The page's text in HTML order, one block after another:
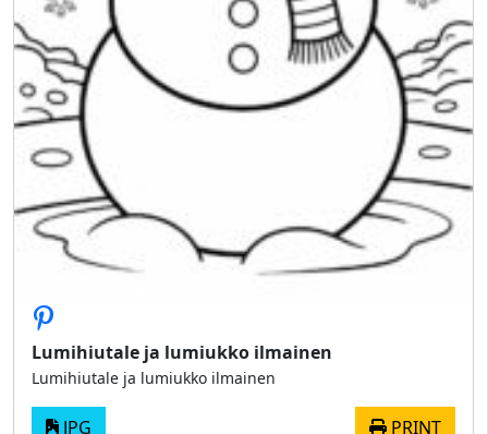
Lumihiutale ja lumiukko ilmainen
Lumihiutale ja lumiukko ilmainen
JPG PRINT